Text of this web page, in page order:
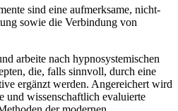
sind eine aufmerksame, nicht-
sowie die Verbindung von
arbeite nach hypnosystemischen
die, falls sinnvoll, durch eine
ergänzt werden. Angereichert wird
und wissenschaftlich evaluierte